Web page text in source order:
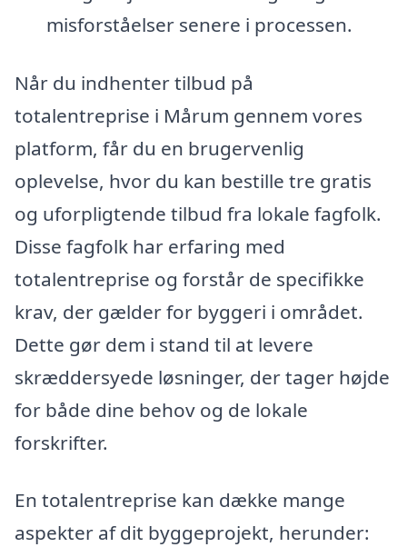
misforståelser senere i processen.
Når du indhenter tilbud på
totalentreprise i Mårum gennem vores
platform, får du en brugervenlig
oplevelse, hvor du kan bestille tre gratis
og uforpligtende tilbud fra lokale fagfolk.
Disse fagfolk har erfaring med
totalentreprise og forstår de specifikke
krav, der gælder for byggeri i området.
Dette gør dem i stand til at levere
skræddersyede løsninger, der tager højde
for både dine behov og de lokale
forskrifter.
En totalentreprise kan dække mange
aspekter af dit byggeprojekt, herunder: